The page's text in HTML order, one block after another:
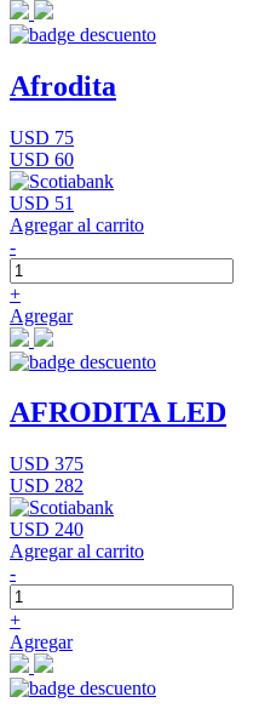
Afrodita
USD 75
USD 60
USD 51
Agregar al carrito
-
+
Agregar
AFRODITA LED
USD 375
USD 282
USD 240
Agregar al carrito
-
+
Agregar